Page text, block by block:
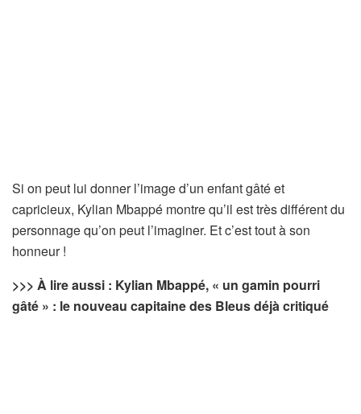
Si on peut lui donner l’image d’un enfant gâté et
capricieux, Kylian Mbappé montre qu’il est très différent du
personnage qu’on peut l’imaginer. Et c’est tout à son
honneur !
>>> À lire aussi : Kylian Mbappé, « un gamin pourri
gâté » : le nouveau capitaine des Bleus déjà critiqué